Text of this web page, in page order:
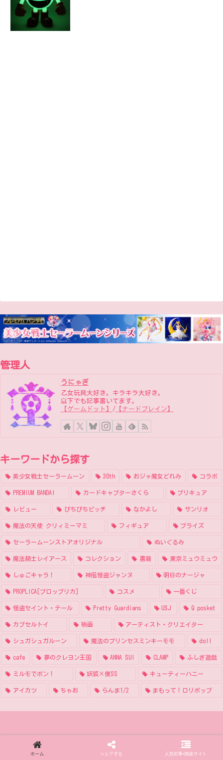
管理人
うにゃぎ
乙女玩具大好き。キラキラ大好き。
以下でも記事書いてます。
【ゲームドット】
/ 【ナードブレイン】
キーワードから探す
美少女戦士セーラームーン 30th おジャ魔女どれみ コラボ
PREMIUM BANDAI カードキャプターさくら プリキュア
レビュー ぴちぴちピッチ なかよし サンリオ
魔法の天使 クリィミーマミ フィギュア プライズ
セーラームーンストアオリジナル ぬいぐるみ
魔法騎士レイアース コレクション 書籍 東京ミュウミュウ
しゅごキャラ！ 神風怪盗ジャンヌ 明日のナージャ
PROPLICA[プロップリカ] コスメ 一番くじ
怪盗セイント・テール Pretty Guardians USJ Q posket
カプセルトイ 映画 アーティスト・クリエイター
シュガシュガルーン 魔法のプリンセスミンキーモモ doll
cafe 夢のクレヨン王国 ANNA SUI CLAMP ふしぎ遊戯
ミルモでポン！ 妖狐×僕SS キューティーハニー
アイカツ ちゃお らんま1/2 まもって！ロリポップ
ホーム シェアする 人気記事•関連サイト